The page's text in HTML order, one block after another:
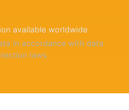
available worldwide
in accordance with data
laws.